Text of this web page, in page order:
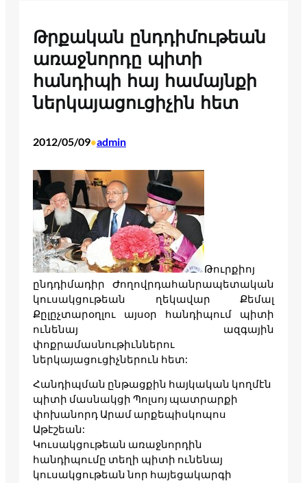
Թրքական ընդդիմութեան
առաջնորդը պիտի
հանդիպի հայ համայնքի
ներկայացուցիչին հետ
2012/05/09•admin
Թուրքիոյ
ընդդիմադիր Ժողովրդահանրապետական
կուսակցութեան ղեկավար Քեմալ
Քըլըչտարօղլու այսօր հանդիպում պիտի
ունենայ ազգային
փոքրամասնութիւններու
ներկայացուցիչներուն հետ:
Հանդիպման ընթացքին հայկական կողմէն
պիտի մասնակցի Պոլսոյ պատրարքի
փոխանորդ Արամ արքեպիսկոպոս
Աթէշեան:
Կուսակցութեան առաջնորդին
հանդիպումը տեղի պիտի ունենայ
կուսակցութեան նոր հայեցակարգի